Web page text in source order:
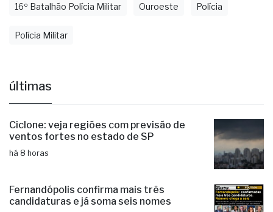
16º Batalhão Polícia Militar Ouroeste Polícia
Polícia Militar
últimas
Ciclone: veja regiões com previsão de
ventos fortes no estado de SP
há 8 horas
Fernandópolis confirma mais três
candidaturas e já soma seis nomes